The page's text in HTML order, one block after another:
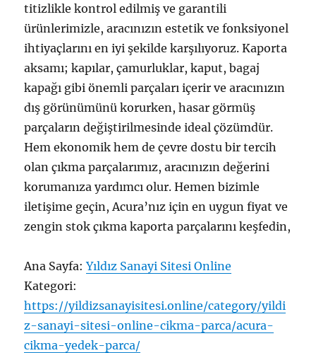
titizlikle kontrol edilmiş ve garantili
ürünlerimizle, aracınızın estetik ve fonksiyonel
ihtiyaçlarını en iyi şekilde karşılıyoruz. Kaporta
aksamı; kapılar, çamurluklar, kaput, bagaj
kapağı gibi önemli parçaları içerir ve aracınızın
dış görünümünü korurken, hasar görmüş
parçaların değiştirilmesinde ideal çözümdür.
Hem ekonomik hem de çevre dostu bir tercih
olan çıkma parçalarımız, aracınızın değerini
korumanıza yardımcı olur. Hemen bizimle
iletişime geçin, Acura’nız için en uygun fiyat ve
zengin stok çıkma kaporta parçalarını keşfedin,
Ana Sayfa:Yıldız Sanayi Sitesi Online
Kategori:
https://yildizsanayisitesi.online/category/yildi
z-sanayi-sitesi-online-cikma-parca/acura-
cikma-yedek-parca/